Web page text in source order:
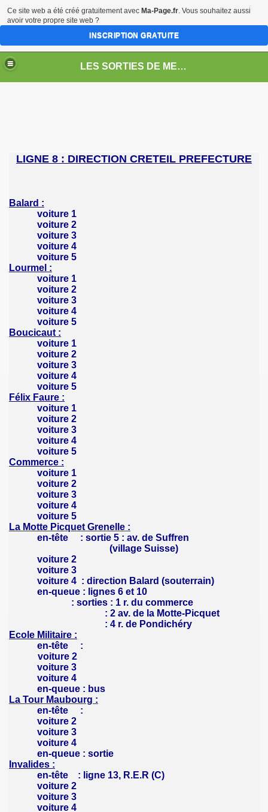
LES SORTIES DE METRO
LIGNE 8 : DIRECTION CRETEIL PREFECTURE
Balard :
voiture 1
voiture 2
voiture 3
voiture 4
voiture 5
Lourmel :
voiture 1
voiture 2
voiture 3
voiture 4
voiture 5
Boucicaut :
voiture 1
voiture 2
voiture 3
voiture 4
voiture 5
Félix Faure :
voiture 1
voiture 2
voiture 3
voiture 4
voiture 5
Commerce :
voiture 1
voiture 2
voiture 3
voiture 4
voiture 5
La Motte Picquet Grenelle :
en-tête : sortie 5 : av. de Suffren
(village Suisse)
voiture 2
voiture 3
voiture 4 : direction Balard (souterrain)
en-queue : lignes 6 et 10
: sorties : 1 r. du commerce
: 2 av. de la Motte-Picquet
: 4 r. de Pondichéry
Ecole Militaire :
en-tête :
voiture 2
voiture 3
voiture 4
en-queue : bus
La Tour Maubourg :
en-tête :
voiture 2
voiture 3
voiture 4
en-queue : sortie
Invalides :
en-tête : ligne 13, R.E.R (C)
voiture 2
voiture 3
voiture 4
Ce site web a été créé gratuitement avec Ma-Page.fr. Vous souhaitez aussi
avoir votre propre site web ?
INSCRIPTION GRATUITE